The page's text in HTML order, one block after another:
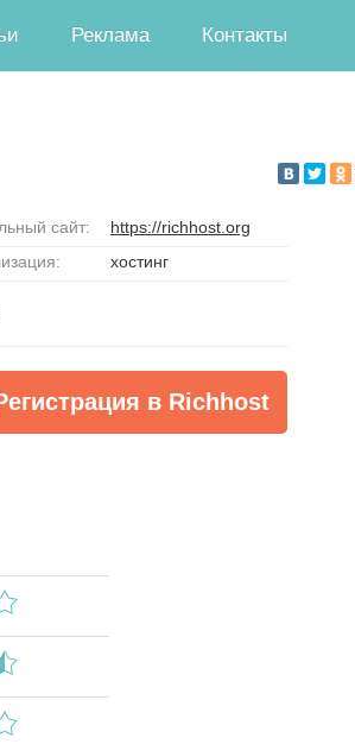
Реклама Контакты
сайт:
https://richhost.org
хостинг
в Richhost